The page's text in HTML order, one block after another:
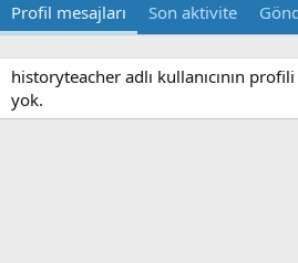
Profil mesajları Son aktivite
historyteacher adlı kullanıcının
yok.